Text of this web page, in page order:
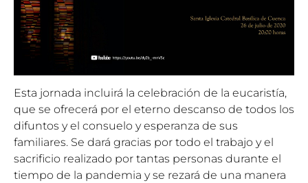
Esta jornada incluirá la celebración de la eucaristía,
que se ofrecerá por el eterno descanso de todos los
difuntos y el consuelo y esperanza de sus
familiares. Se dará gracias por todo el trabajo y el
sacrificio realizado por tantas personas durante el
tiempo de la pandemia y se rezará de una manera